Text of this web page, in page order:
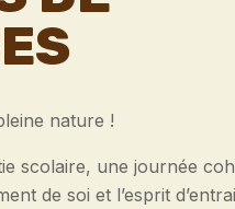
nature !
scolaire, une journée
de soi et l’esprit